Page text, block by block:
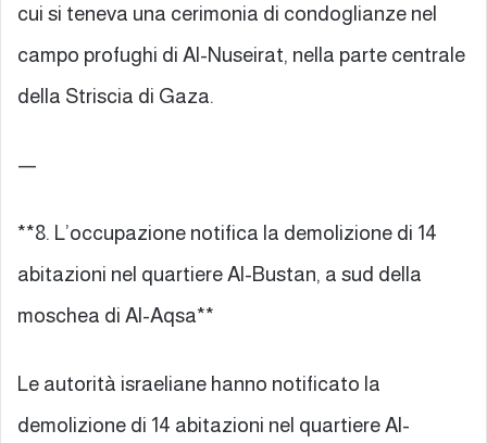
cui si teneva una cerimonia di condoglianze nel
campo profughi di Al-Nuseirat, nella parte centrale
della Striscia di Gaza.
—
**8. L’occupazione notifica la demolizione di 14
abitazioni nel quartiere Al-Bustan, a sud della
moschea di Al-Aqsa**
Le autorità israeliane hanno notificato la
demolizione di 14 abitazioni nel quartiere Al-